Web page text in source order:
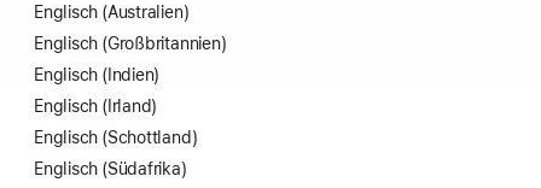
Englisch (Australien)
Englisch (Großbritannien)
Englisch (Indien)
Englisch (Irland)
Englisch (Schottland)
Englisch (Südafrika)